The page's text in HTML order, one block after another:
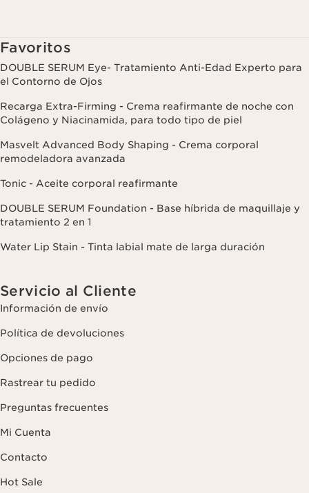
Favoritos
DOUBLE SERUM Eye- Tratamiento Anti-Edad Experto para
el Contorno de Ojos
Recarga Extra-Firming - Crema reafirmante de noche con
Colágeno y Niacinamida, para todo tipo de piel
Masvelt Advanced Body Shaping - Crema corporal
remodeladora avanzada
Tonic - Aceite corporal reafirmante
DOUBLE SERUM Foundation - Base híbrida de maquillaje y
tratamiento 2 en 1
Water Lip Stain - Tinta labial mate de larga duración
Servicio al Cliente
Información de envío
Política de devoluciones
Opciones de pago
Rastrear tu pedido
Preguntas frecuentes
Mi Cuenta
Contacto
Hot Sale